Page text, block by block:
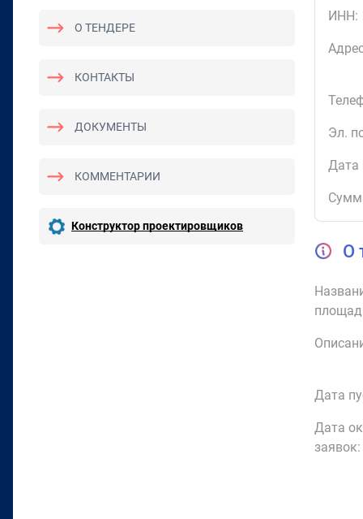
О ТЕНДЕРЕ
КОНТАКТЫ
ДОКУМЕНТЫ
КОММЕНТАРИИ
Конструктор проектировщиков
ИНН:
Эл.
Дата
О
Дата
Дата
заявок: